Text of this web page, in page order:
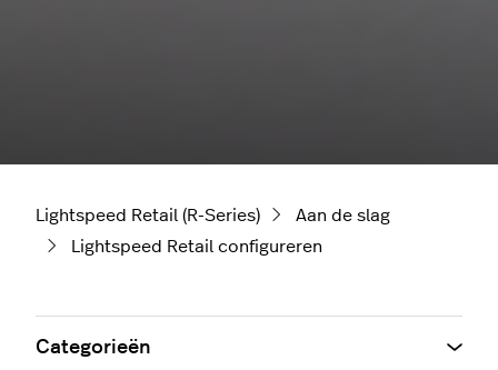
Lightspeed Retail (R-Series)
Aan de slag
Lightspeed Retail configureren
Categorieën